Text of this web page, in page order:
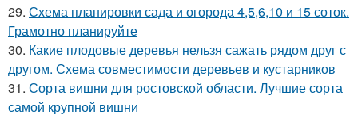
29. Схема планировки сада и огорода 4,5,6,10 и 15 соток.
Грамотно планируйте
30. Какие плодовые деревья нельзя сажать рядом друг с
другом. Схема совместимости деревьев и кустарников
31. Сорта вишни для ростовской области. Лучшие сорта
самой крупной вишни